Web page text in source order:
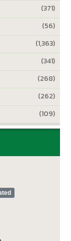
(371)
(56)
(1,363)
(341)
(268)
(262)
(109)